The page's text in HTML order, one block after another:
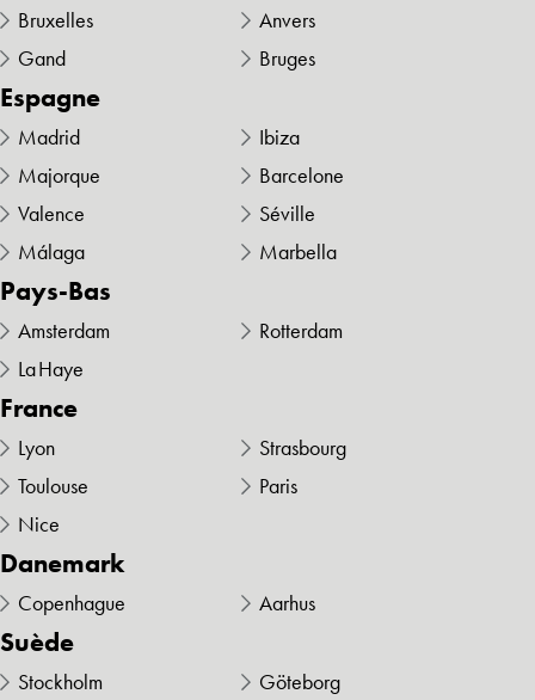
Bruxelles
Anvers
Gand
Bruges
Espagne
Madrid
Ibiza
Majorque
Barcelone
Valence
Séville
Málaga
Marbella
Pays-Bas
Amsterdam
Rotterdam
La Haye
France
Lyon
Strasbourg
Toulouse
Paris
Nice
Danemark
Copenhague Aarhus
Suède
Stockholm
Göteborg